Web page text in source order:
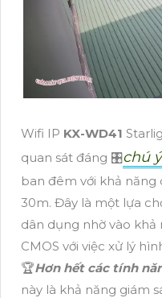
Wifi IP KX-WD41
quan sát đáng 🎛chú ý
ban đêm với khả năng
30m. Đây là một lựa
dân dụng nhờ vào
CMOS với việc xử lý
️🏆Hơn hết các tính
này là khả năng giám